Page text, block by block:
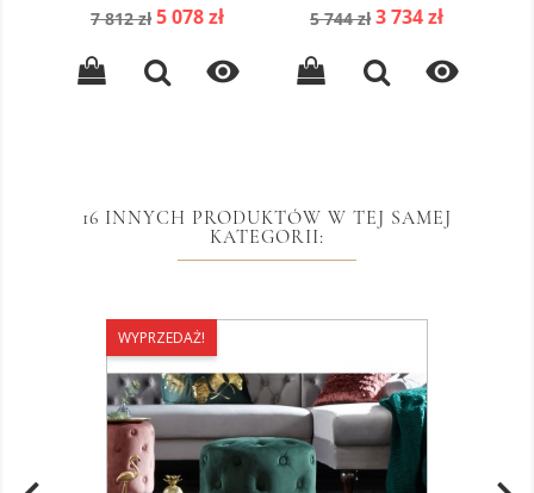
Cena
7 812 zł Cena
5 078 zł

Cena
5 744 zł Cena
3 734 zł

16 INNYCH PRODUKTÓW W TEJ SAMEJ
KATEGORII:
WYPRZEDAŻ!